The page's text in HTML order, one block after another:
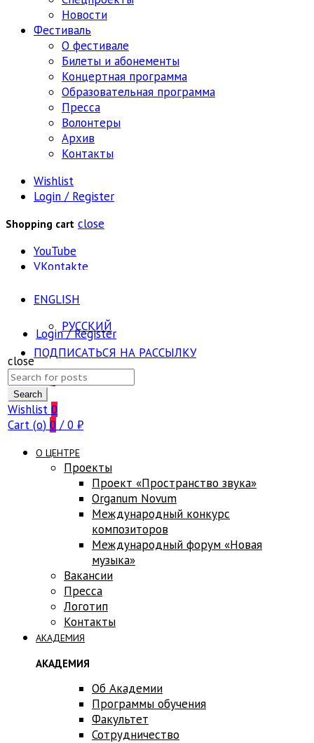
Новости
Фестиваль
О фестивале
Билеты и абонементы
Концертная программа
Образовательная программа
Пресса
Волонтеры
Архив
Контакты
Wishlist
Login / Register
Shopping cart close
YouTube
VKontakte
ENGLISH
РУССКИЙ
ПОДПИСАТЬСЯ НА РАССЫЛКУ
FAQ
Login / Register
close
Search
for:
Search
Wishlist 0
Cart (o) 0 / 0 ₽
О ЦЕНТРЕ
Проекты
Проект «Пространство звука»
Оrganum Novum
Международный конкурс
композиторов
Международный форум «Новая
музыка»
Вакансии
Пресса
Логотип
Контакты
АКАДЕМИЯ
АКАДЕМИЯ
Об Академии
Программы обучения
Факультет
Сотрудничество